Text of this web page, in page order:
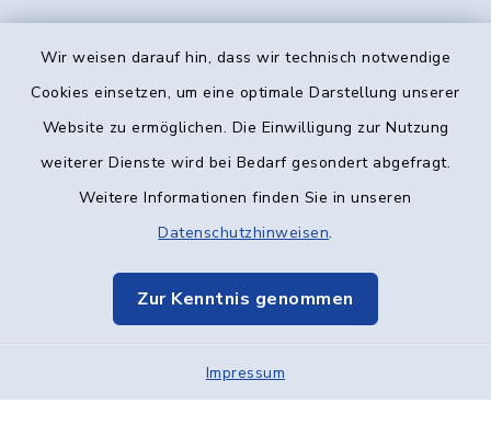
Wir weisen darauf hin, dass wir technisch notwendige
Cookies einsetzen, um eine optimale Darstellung unserer
Website zu ermöglichen. Die Einwilligung zur Nutzung
weiterer Dienste wird bei Bedarf gesondert abgefragt.
Weitere Informationen finden Sie in unseren
Datenschutzhinweisen.
Zur Kenntnis genommen
Impressum
Kontakt
Datenschutz
Elektronische Kommunikation
Sitemap